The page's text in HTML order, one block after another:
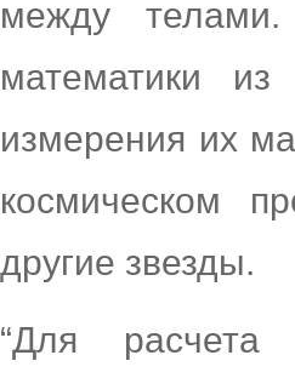
между
математики из
измерения их
космическом
другие звезды.
“Для